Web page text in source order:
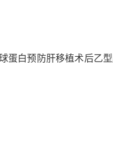
蛋白预防肝移植术后乙